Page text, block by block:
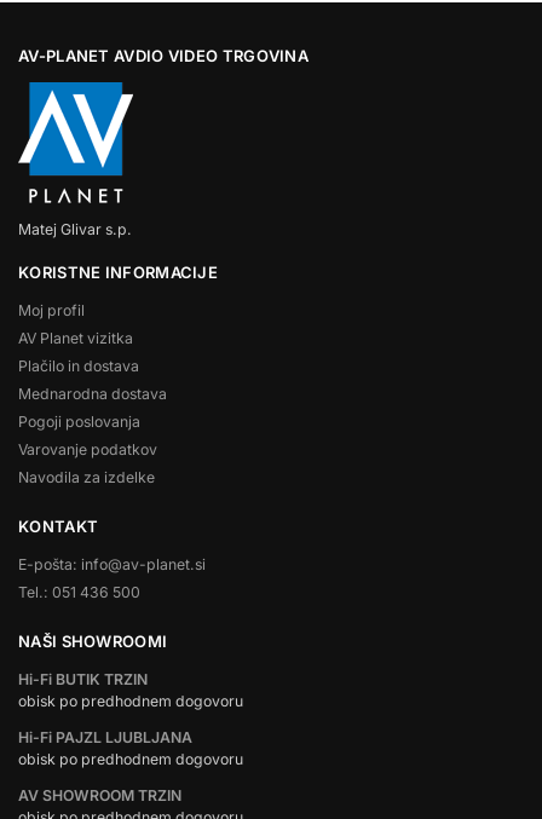
AV-PLANET AVDIO VIDEO TRGOVINA
Matej Glivar s.p.
KORISTNE INFORMACIJE
Moj profil
AV Planet vizitka
Plačilo in dostava
Mednarodna dostava
Pogoji poslovanja
Varovanje podatkov
Navodila za izdelke
KONTAKT
E-pošta: info@av-planet.si
Tel.: 051 436 500
NAŠI SHOWROOMI
Hi-Fi BUTIK TRZIN
obisk po predhodnem dogovoru
Hi-Fi PAJZL LJUBLJANA
obisk po predhodnem dogovoru
AV SHOWROOM TRZIN